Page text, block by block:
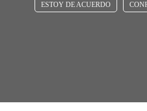
ESTOY DE ACUERDO